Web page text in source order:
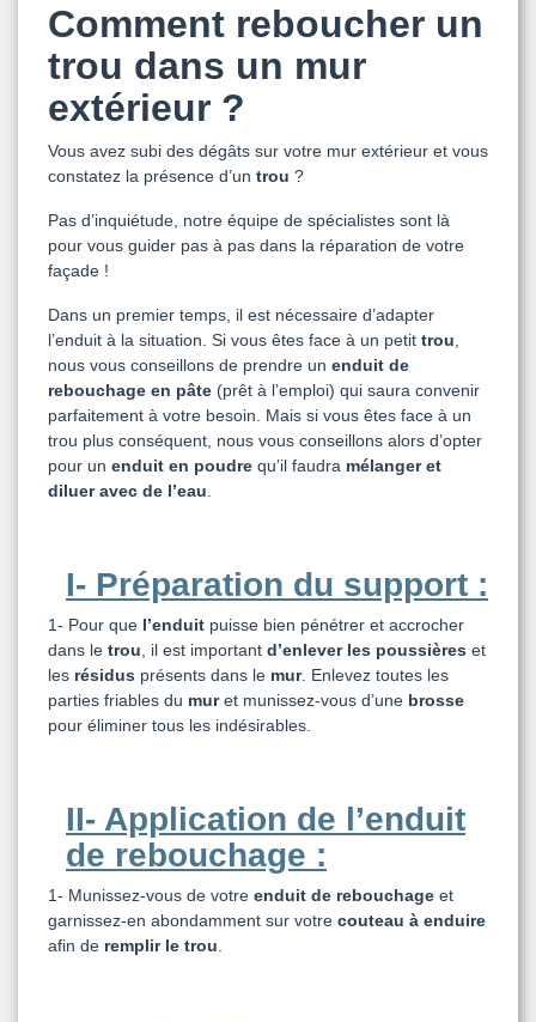
Comment reboucher un
trou dans un mur
extérieur ?
Vous avez subi des dégâts sur votre mur extérieur et vous
constatez la présence d’un trou ?
Pas d’inquiétude, notre équipe de spécialistes sont là
pour vous guider pas à pas dans la réparation de votre
façade !
Dans un premier temps, il est nécessaire d’adapter
l’enduit à la situation. Si vous êtes face à un petit trou
nous vous conseillons de prendre un enduit de
rebouchage en pâte (prêt à l’emploi) qui saura convenir
parfaitement à votre besoin. Mais si vous êtes face à un
trou plus conséquent, nous vous conseillons alors d’opter
pour un enduit en poudre qu’il faudra mélanger et
diluer avec de l’eau
I- Préparation du support :
1- Pour que l’enduit puisse bien pénétrer et accrocher
dans le trou , il est important d’enlever les poussières et
les résidus présents dans le mur. Enlevez toutes les
parties friables du muret munissez-vous d’une brosse
pour éliminer tous les indésirables.
II- Application de l’enduit
de rebouchage :
1- Munissez-vous de votre enduit de rebouchage et
garnissez-en abondamment sur votre couteau à enduire
afin de remplir le trou